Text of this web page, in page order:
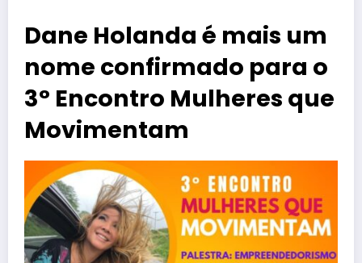
Dane Holanda é mais um
nome confirmado para o
3° Encontro Mulheres que
Movimentam